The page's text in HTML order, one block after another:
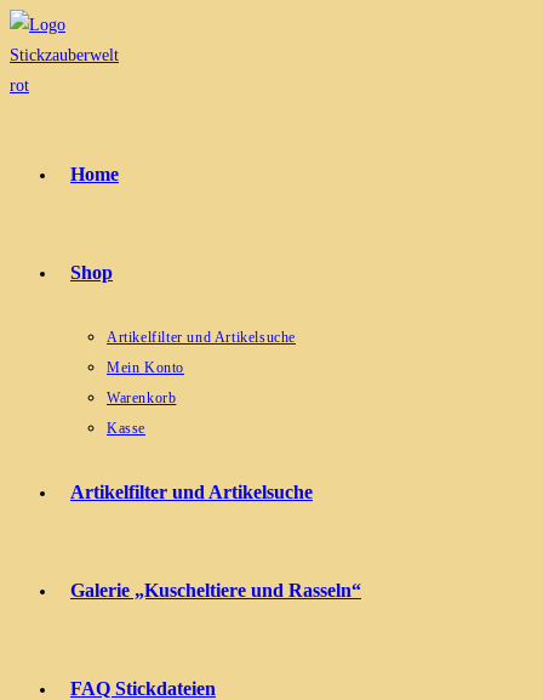
Zum
Inhalt
springen
Home
Shop
Artikelfilter und Artikelsuche
Mein Konto
Warenkorb
Kasse
Artikelfilter und Artikelsuche
Galerie „Kuscheltiere und Rasseln“
FAQ Stickdateien